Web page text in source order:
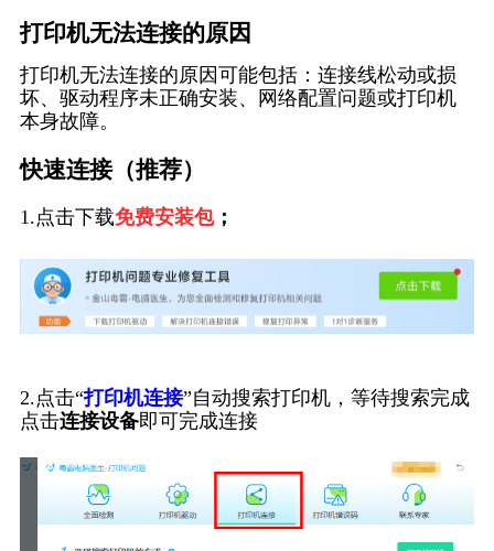
打印机无法连接的原因
打印机无法连接的原因可能包括：连接线松动或损
坏、驱动程序未正确安装、网络配置问题或打印机
本身故障。
快速连接（推荐）
1.点击下载免费安装包；
2.点击“打印机连接”自动搜索打印机，等待搜索完成
点击连接设备即可完成连接